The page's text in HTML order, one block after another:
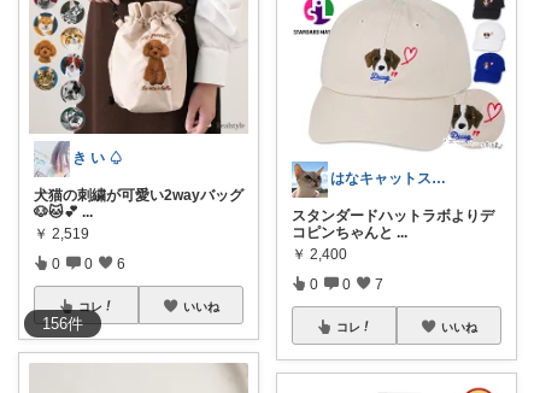
156件
き い ♤
犬猫の刺繍が可愛い2wayバッグ
🐶🐱︎💕︎ ...
￥ 2,519
0 0 6
コレ いいね
はなキャットスタジオ🐱
スタンダードハットラボよりデ
コピンちゃんと ...
￥ 2,400
0 0 7
コレ いいね